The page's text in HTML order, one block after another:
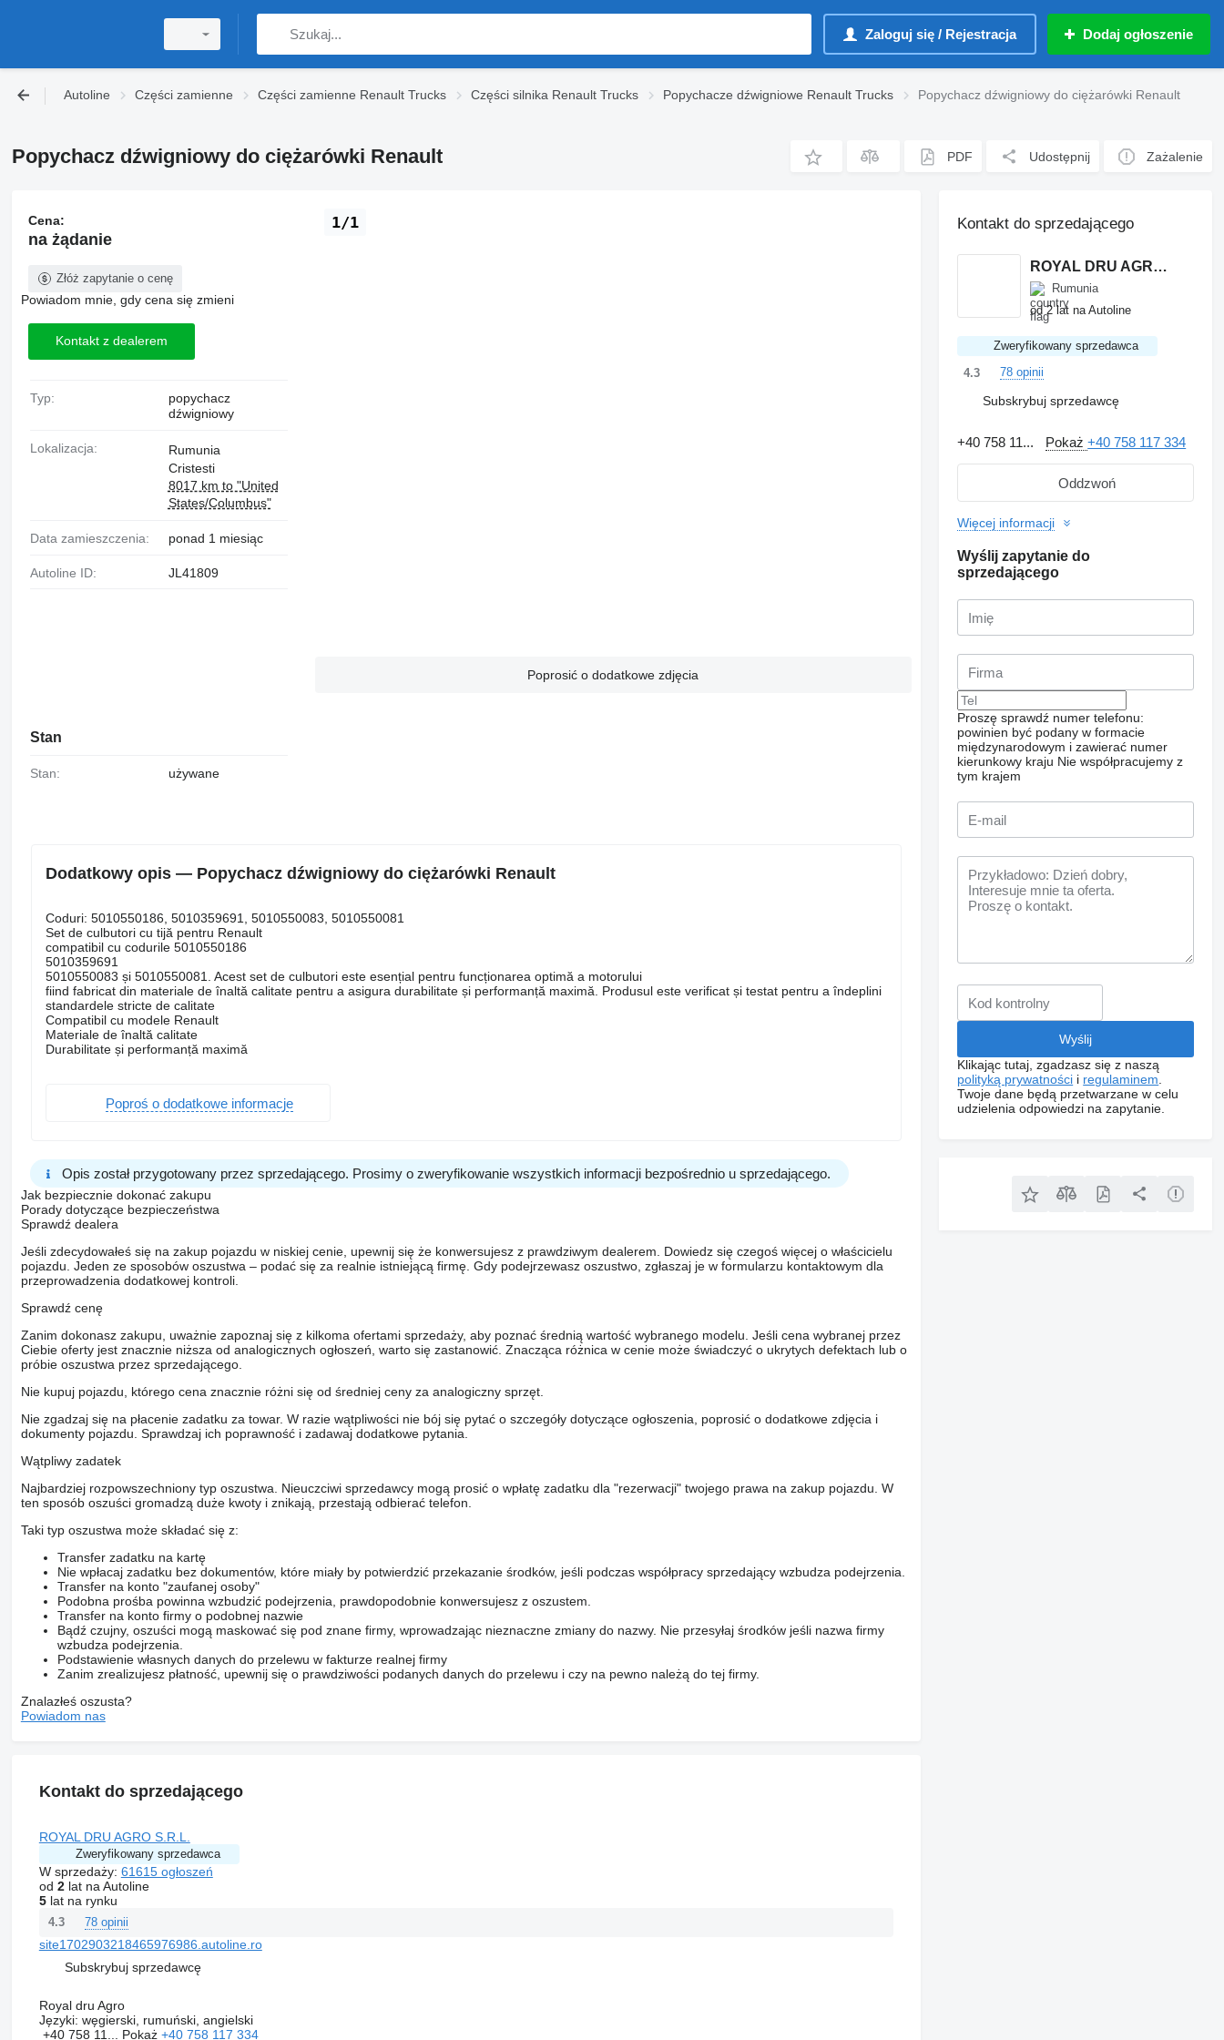
Zaloguj się / Rejestracja Dodaj ogłoszenie
Autoline Części zamienne Części zamienne Renault Trucks Części silnika Renault Trucks Popychacze dźwigniowe Renault Trucks Popychacz dźwigniowy do ciężarówki Renault
Popychacz dźwigniowy do ciężarówki Renault PDF Udostępnij Zażalenie
1/1
Poprosić o dodatkowe zdjęcia
Cena:
na żądanie
Złóż zapytanie o cenę
Powiadom mnie, gdy cena się zmieni
Kontakt z dealerem
Typ:
popychacz
dźwigniowy
Lokalizacja:
Rumunia
Cristesti
8017 km to "United
States/Columbus"
Data zamieszczenia: ponad 1 miesiąc
Autoline ID: JL41809
Stan
Stan: używane
Dodatkowy opis — Popychacz dźwigniowy do ciężarówki Renault
Coduri: 5010550186, 5010359691, 5010550083, 5010550081
Set de culbutori cu tijă pentru Renault
compatibil cu codurile 5010550186
5010359691
5010550083 și 5010550081. Acest set de culbutori este esențial pentru funcționarea optimă a motorului
fiind fabricat din materiale de înaltă calitate pentru a asigura durabilitate și performanță maximă. Produsul este verificat și testat pentru a îndeplini
standardele stricte de calitate
Compatibil cu modele Renault
Materiale de înaltă calitate
Durabilitate și performanță maximă
Poproś o dodatkowe informacje
Opis został przygotowany przez sprzedającego. Prosimy o zweryfikowanie wszystkich informacji bezpośrednio u sprzedającego.
Jak bezpiecznie dokonać zakupu
Porady dotyczące bezpieczeństwa
Sprawdź dealera
Jeśli zdecydowałeś się na zakup pojazdu w niskiej cenie, upewnij się że konwersujesz z prawdziwym dealerem. Dowiedz się czegoś więcej o właścicielu
pojazdu. Jeden ze sposobów oszustwa – podać się za realnie istniejącą firmę. Gdy podejrzewasz oszustwo, zgłaszaj je w formularzu kontaktowym dla
przeprowadzenia dodatkowej kontroli.
Sprawdź cenę
Zanim dokonasz zakupu, uważnie zapoznaj się z kilkoma ofertami sprzedaży, aby poznać średnią wartość wybranego modelu. Jeśli cena wybranej przez
Ciebie oferty jest znacznie niższa od analogicznych ogłoszeń, warto się zastanowić. Znacząca różnica w cenie może świadczyć o ukrytych defektach lub o
próbie oszustwa przez sprzedającego.
Nie kupuj pojazdu, którego cena znacznie różni się od średniej ceny za analogiczny sprzęt.
Nie zgadzaj się na płacenie zadatku za towar. W razie wątpliwości nie bój się pytać o szczegóły dotyczące ogłoszenia, poprosić o dodatkowe zdjęcia i
dokumenty pojazdu. Sprawdzaj ich poprawność i zadawaj dodatkowe pytania.
Wątpliwy zadatek
Najbardziej rozpowszechniony typ oszustwa. Nieuczciwi sprzedawcy mogą prosić o wpłatę zadatku dla "rezerwacji" twojego prawa na zakup pojazdu. W
ten sposób oszuści gromadzą duże kwoty i znikają, przestają odbierać telefon.
Taki typ oszustwa może składać się z:
Transfer zadatku na kartę
Nie wpłacaj zadatku bez dokumentów, które miały by potwierdzić przekazanie środków, jeśli podczas współpracy sprzedający wzbudza podejrzenia.
Transfer na konto "zaufanej osoby"
Podobna prośba powinna wzbudzić podejrzenia, prawdopodobnie konwersujesz z oszustem.
Transfer na konto firmy o podobnej nazwie
Bądź czujny, oszuści mogą maskować się pod znane firmy, wprowadzając nieznaczne zmiany do nazwy. Nie przesyłaj środków jeśli nazwa firmy
wzbudza podejrzenia.
Podstawienie własnych danych do przelewu w fakturze realnej firmy
Zanim zrealizujesz płatność, upewnij się o prawdziwości podanych danych do przelewu i czy na pewno należą do tej firmy.
Znalazłeś oszusta?
Powiadom nas
Kontakt do sprzedającego
ROYAL DRU AGRO S.R.L.
Zweryfikowany sprzedawca
W sprzedaży: 61615 ogłoszeń
od 2lat na Autoline
5lat na rynku
4.3 78 opinii
site1702903218465976986.autoline.ro
Subskrybuj sprzedawcę
Royal dru Agro
Języki: węgierski, rumuński, angielski
+40 758 11... Pokaż +40 758 117 334
Kontakt do sprzedającego
ROYAL DRU AGRO S.R.L.
Rumunia
od 2 lat na Autoline
Zweryfikowany sprzedawca
4.3
78 opinii
Subskrybuj sprzedawcę
+40 758 11... Pokaż+40 758 117 334
Oddzwoń
Więcej informacji
Wyślij zapytanie do
sprzedającego
Proszę sprawdź numer telefonu:
powinien być podany w formacie
międzynarodowym i zawierać numer
kierunkowy kraju Nie współpracujemy z
tym krajem
Klikając tutaj, zgadzasz się z naszą
polityką prywatności i regulaminem
Twoje dane będą przetwarzane w celu
udzielenia odpowiedzi na zapytanie.